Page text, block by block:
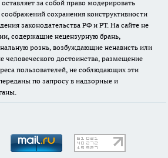
за собой право модерировать
сохранения конструктивности
законодательства РФ и РТ. На сайте не
содержащие нецензурную брань,
рознь, возбуждающие ненависть или
человеческого достоинства, размещение
пользователей, не соблюдающих эти
по запросу в надзорные и